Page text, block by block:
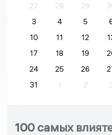
27
28 29
3
4 5
10
11 12
17
18 19
24
25 26
31
1 2
100 самых